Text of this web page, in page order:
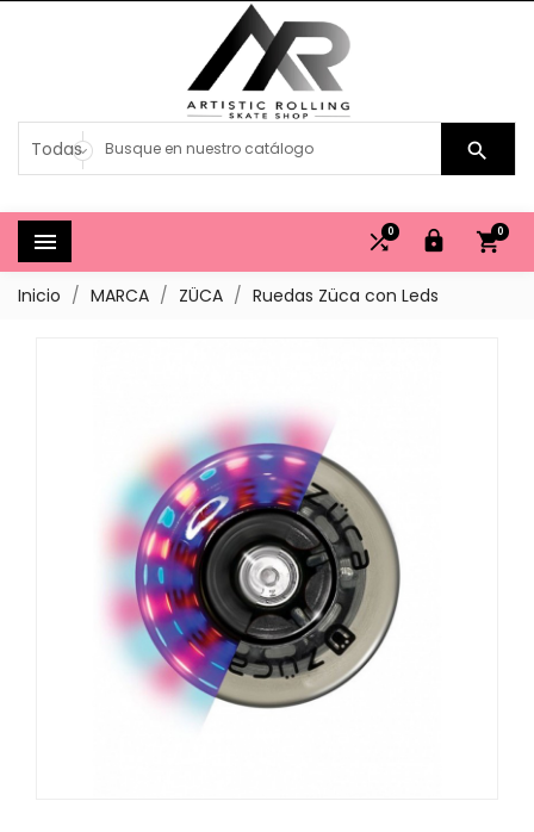

 0


0
Inicio MARCA ZÜCA Ruedas Züca con Leds